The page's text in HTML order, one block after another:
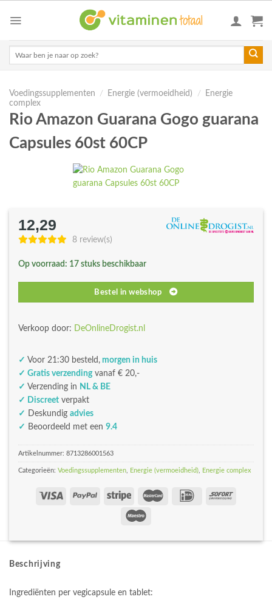
Voedingssupplementen / Energie (vermoeidheid) /
Energie
complex
Rio Amazon Guarana Gogo guarana
Capsules 60st 60CP
12,29
8 review(s)
Op voorraad: 17 stuks beschikbaar
Bestel in webshop
Verkoop door: DeOnlineDrogist.nl
✓ Voor 21:30 besteld, morgen in huis
✓ Gratis verzendingvanaf € 20,-
✓ Verzending in NL & BE
✓ Discreet verpakt
✓
Deskundig advies
✓ Beoordeeld met een 9.4
Artikelnummer: 8713286001563
Categorieën: Voedingssupplementen Energie (vermoeidheid) Energie complex
Beschrijving
Ingrediënten per vegicapsule en tablet: